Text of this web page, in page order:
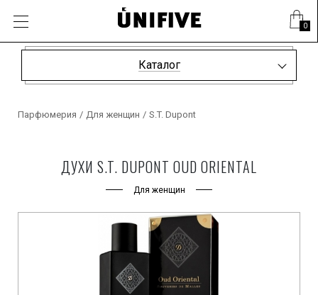
0
Каталог
Парфюмерия / Для женщин / S.T. Dupont
ДУХИ S.T. DUPONT OUD ORIENTAL
Для женщин